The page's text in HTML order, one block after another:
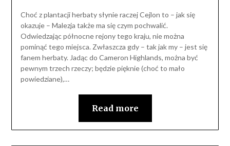
Choć z plantacji herbaty słynie raczej Cejlon to – jak się
okazuje – Malezja także ma się czym pochwalić.
Odwiedzając północne rejony tego kraju, nie można
pominąć tego miejsca. Zwłaszcza gdy – tak jak my – jest się
fanem herbaty. Jadąc do Cameron Highlands, można być
pewnym trzech rzeczy; będzie pięknie (choć to mało
powiedziane),…
Read more